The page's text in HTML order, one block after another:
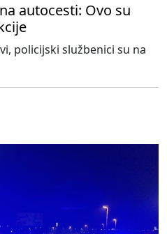
autocesti: Ovo su
policijski službenici su na